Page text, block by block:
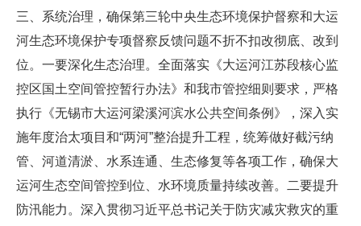
三、系统治理，确保第三轮中央生态环境保护督察和大运
河生态环境保护专项督察反馈问题不折不扣改彻底、改到
位。一要深化生态治理。全面落实《大运河江苏段核心监
控区国土空间管控暂行办法》和我市管控细则要求，严格
执行《无锡市大运河梁溪河滨水公共空间条例》，深入实
施年度治太项目和“两河”整治提升工程，统筹做好截污纳
管、河道清淤、水系连通、生态修复等各项工作，确保大
运河生态空间管控到位、水环境质量持续改善。二要提升
防汛能力。深入贯彻习近平总书记关于防灾减灾救灾的重